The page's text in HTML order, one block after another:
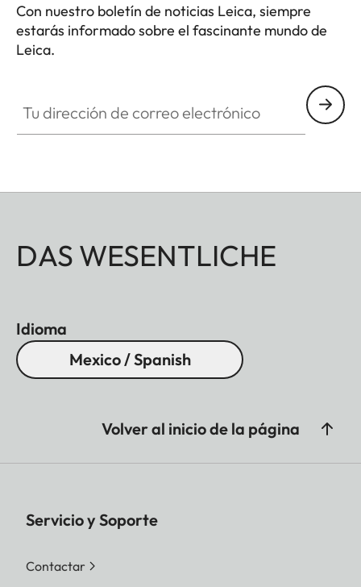
Con nuestro boletín de noticias Leica, siempre
estarás informado sobre el fascinante mundo de
Leica.
DAS WESENTLICHE
Idioma
Mexico / Spanish
Volver al inicio de la página
Servicio y Soporte
Contactar